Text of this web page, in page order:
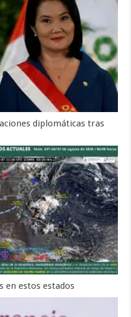
diplomáticas tras
en estos estados